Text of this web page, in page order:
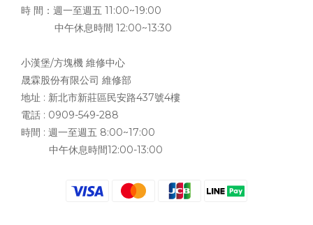
時 間：週一至週五 11:00~19:00
中午休息時間 12:00~13:30
小漢堡/方塊機 維修中心
晟霖股份有限公司 維修部
地址 : 新北市新莊區民安路437號4樓
電話 : 0909-549-288
時間 : 週一至週五 8:00~17:00
中午休息時間12:00-13:00